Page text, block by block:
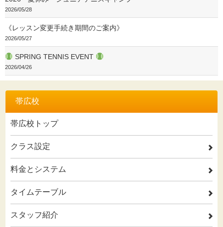
2026/05/28
《レッスン変更手続き期間のご案内》
2026/05/27
SPRING TENNIS EVENT
2026/04/26
帯広校
帯広校トップ
クラス設定 2
料金とシステム 2
タイムテーブル 2
スタッフ紹介 2